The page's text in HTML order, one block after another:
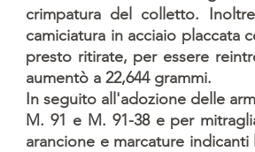
crimpatura del colletto.
camiciatura in acciaio placcata
presto ritirate, per essere
aumentò a 22,644 grammi.
In seguito all'adozione delle
M. 91 e M. 91-38 e per
arancione e marcature